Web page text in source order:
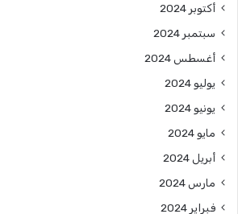
أكتوبر 2024
سبتمبر 2024
أغسطس 2024
يوليو 2024
يونيو 2024
مايو 2024
أبريل 2024
مارس 2024
فبراير 2024